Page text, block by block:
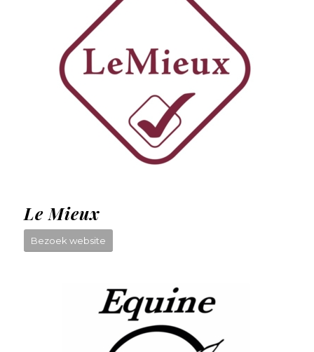
Le Mieux
Bezoek website